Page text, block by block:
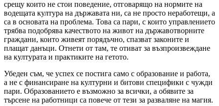
срещу които не стои поведение, отговарящо на нормите на
водещата култура на държавата ни, са не просто неработещи, а
са в основата на проблема. Това са пари, с които управлението
трябва подобрява качеството на живот на държавотворните
граждани, които живеят порядъчно, спазват законите и
плащат данъци. Отнети от там, те отиват за възпроизвеждане
на културата и практиките на гетото.
Убеден съм, че успех се постига само с образование и работа,
а не с финансиране на културни и битови специфики с чужди
пари. Образованието е възможно за всички, а обявите за
търсене на работници са повече от тези за разваляне на магия.